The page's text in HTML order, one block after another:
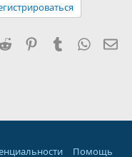
Reddit PinterestTumblr
Помощь